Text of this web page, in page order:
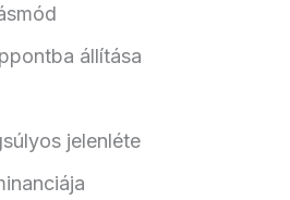
állítása
jelenléte